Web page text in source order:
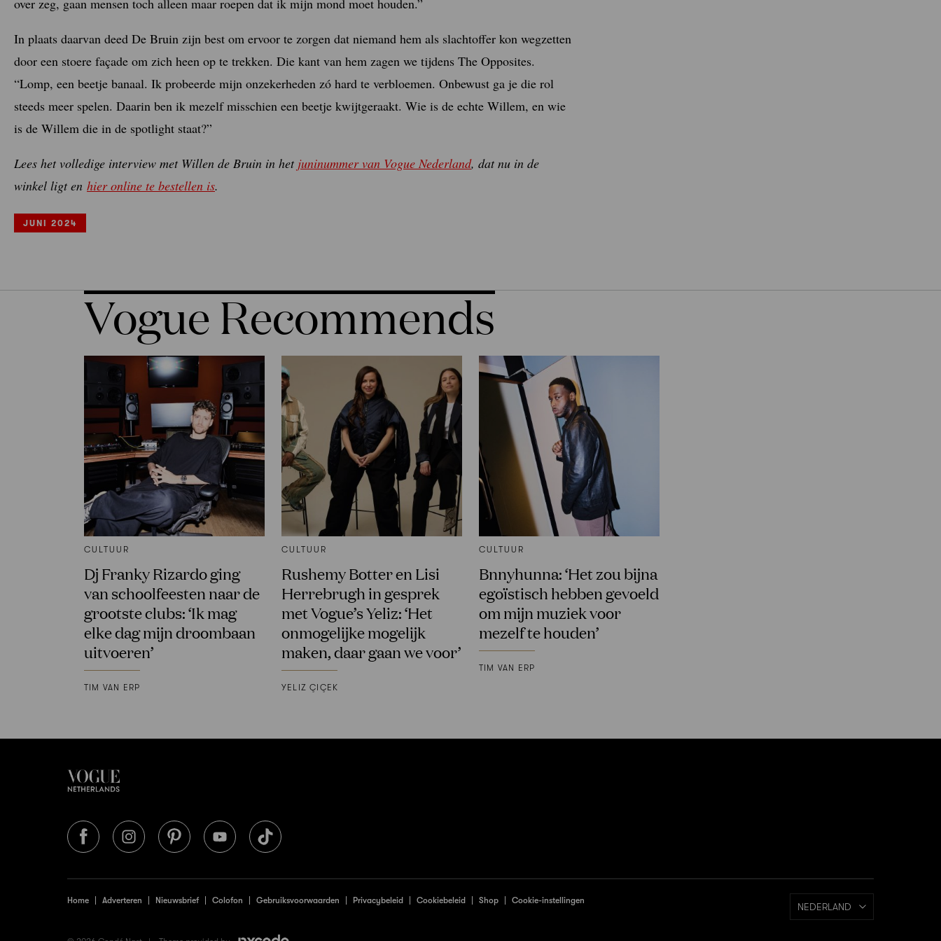
over zeg, gaan mensen toch alleen maar roepen dat ik mijn mond moet houden.”
In plaats daarvan deed De Bruin zijn best om ervoor te zorgen dat niemand hem als slachtoffer kon wegzetten
door een stoere façade om zich heen op te trekken. Die kant van hem zagen we tijdens The Opposites.
“Lomp, een beetje banaal. Ik probeerde mijn onzekerheden zó hard te verbloemen. Onbewust ga je die rol
steeds meer spelen. Daarin ben ik mezelf misschien een beetje kwijtgeraakt. Wie is de echte Willem, en wie
is de Willem die in de spotlight staat?”
Lees het volledige interview met Willen de Bruin in het juninummer van Vogue Nederland, dat nu in de
winkel ligt en hier online te bestellen is.
JUNI 2024
Vogue Recommends
CULTUUR
Dj Franky Rizardo ging
van schoolfeesten naar de
grootste clubs: ‘Ik mag
elke dag mijn droombaan
uitvoeren’
TIM VAN ERP
CULTUUR
Rushemy Botter en Lisi
Herrebrugh in gesprek
met Vogue’s Yeliz: ‘Het
onmogelijke mogelijk
maken, daar gaan we voor’
YELIZ ÇIÇEK
CULTUUR
Bnnyhunna: ‘Het zou bijna
egoïstisch hebben gevoeld
om mijn muziek voor
mezelf te houden’
TIM VAN ERP
Home Adverteren Nieuwsbrief Colofon Gebruiksvoorwaarden Privacybeleid Cookiebeleid Shop Cookie-instellingen
NEDERLAND